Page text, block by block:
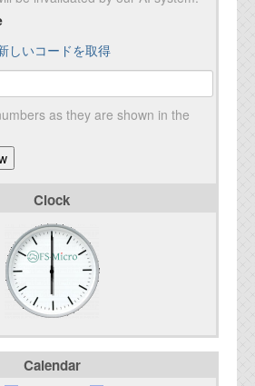
しいコードを取得
as they are shown in the
Clock
Calendar